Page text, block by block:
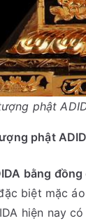
phật
phật
bằng đồng
biệt mặc
hiện nay